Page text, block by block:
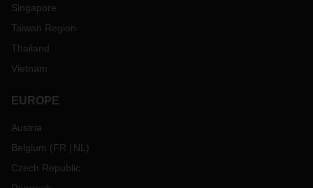
Singapore
Taiwan Region
Thailand
Vietnam
EUROPE
Austria
Belgium (FR NL )
Czech Republic